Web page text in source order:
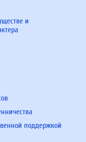
и
поддержкой